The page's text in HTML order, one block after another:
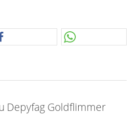
Depyfag Goldflimmer